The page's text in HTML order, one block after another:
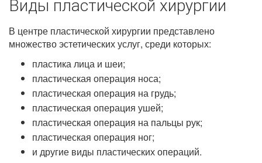
Виды пластической хирургии
В центре пластической хирургии представлено
множество эстетических услуг, среди которых:
пластика лица и шеи;
пластическая операция носа;
пластическая операция на грудь;
пластическая операция ушей;
пластическая операция на пальцы рук;
пластическая операция ног;
и другие виды пластических операций.